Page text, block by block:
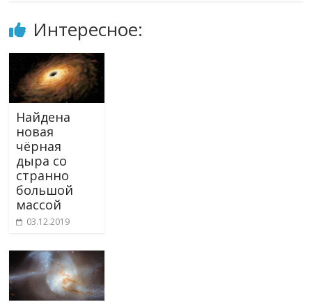
Интересное:
Найдена
новая
чёрная
дыра со
странно
большой
массой
03.12.2019